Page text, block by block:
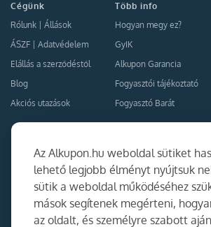
Az Alkupon.hu weboldal sütiket
lehető legjobb élményt nyújtsuk
sütik a weboldal működéséhez
mások segítenek megérteni,
az oldalt, és személyre szabott
Cégünk
Rólunk
Állások
ÁSZF
Adatvédelem
Elállás a szerződéstől
Blog
Akciós utazások
Több info
Hogyan megy ez?
GyIK
Alkupon Garancia
Fogyasztói tájékoztató
Fogyasztó Barát